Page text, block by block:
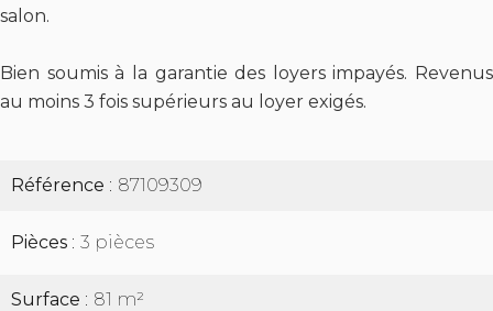
salon.
Bien soumis à la garantie des loyers impayés. Revenus
au moins 3 fois supérieurs au loyer exigés.
Référence 87109309
Pièces 3 pièces
Surface 81 m²